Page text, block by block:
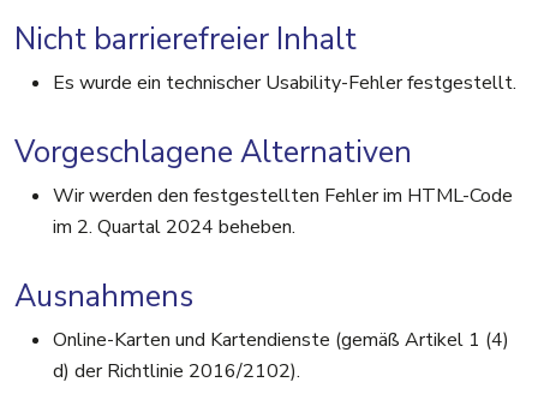
Nicht barrierefreier Inhalt
Es wurde ein technischer Usability-Fehler festgestellt.
Vorgeschlagene Alternativen
Wir werden den festgestellten Fehler im HTML-Code
im 2. Quartal 2024 beheben.
Ausnahmens
Online-Karten und Kartendienste (gemäß Artikel 1 (4)
d) der Richtlinie 2016/2102).